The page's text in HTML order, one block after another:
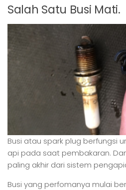
Salah Satu Busi Mati.
Busi atau spark plug berfungsi
api pada saat pembakaran.
paling akhir dari sistem
Busi yang perfomanya mulai